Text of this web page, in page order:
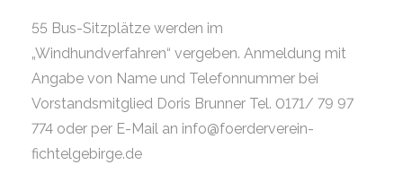
55 Bus-Sitzplätze werden im
„Windhundverfahren“ vergeben. Anmeldung mit
Angabe von Name und Telefonnummer bei
Vorstandsmitglied Doris Brunner Tel. 0171/ 79 97
774 oder per E-Mail an info@foerderverein-
fichtelgebirge.de